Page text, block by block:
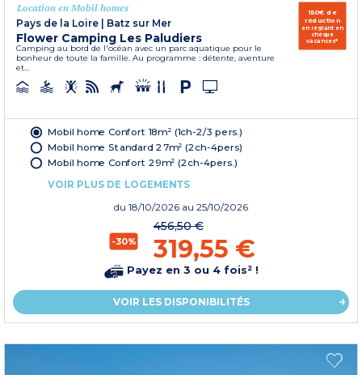
Location en Mobil homes
Pays de la Loire
Batz sur Mer
Flower Camping Les Paludiers
Camping au bord de l'océan avec un parc aquatique pour le
bonheur de toute la famille. Au programme : détente, aventure
et...
150€ de
réduction
en réglant en
chèque
vacances*
Mobil home Confort 18m² (1ch-2/3 pers.)
Mobil home Standard 27m² (2ch-4pers)
Mobil home Confort 29m² (2ch-4pers.)
VOIR PLUS DE LOGEMENTS
du 18/10/2026 au 25/10/2026
-30%
456,50 €
319,55 €
Payez en 3 ou 4 fois² !
VOIR LES DISPONIBILITÉS